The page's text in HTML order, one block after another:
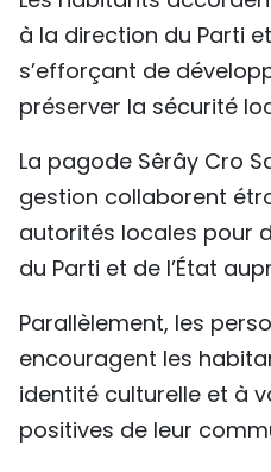
à la direction du Parti
s’efforçant de
préserver la sécurité
La pagode Sêrây Cro
gestion collaborent
autorités locales pour
du Parti et de l’État
Parallèlement, les
encouragent les
identité culturelle et à
positives de leur